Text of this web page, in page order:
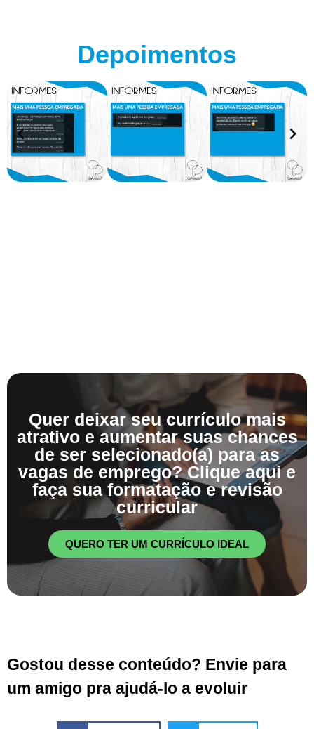
Depoimentos
Quer deixar seu currículo mais
atrativo e aumentar suas chances
de ser selecionado(a) para as
vagas de emprego? Clique aqui e
faça sua formatação e revisão
curricular
QUERO TER UM CURRÍCULO IDEAL
Gostou desse conteúdo? Envie para
um amigo pra ajudá-lo a evoluir